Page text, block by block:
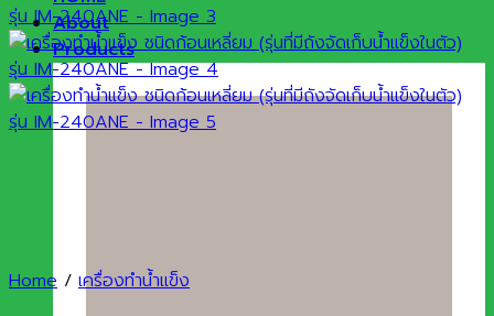
About
Products
Home / เครื่องทำน้ำแข็ง